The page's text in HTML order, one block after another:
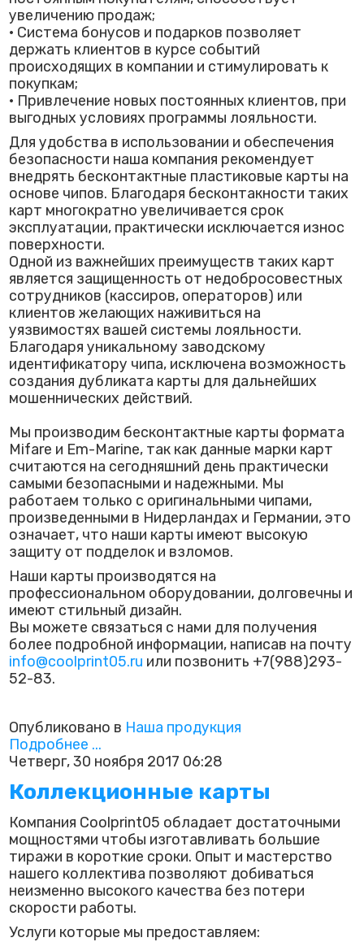
увеличению продаж;
• Система бонусов и подарков позволяет
держать клиентов в курсе событий
происходящих в компании и стимулировать к
покупкам;
• Привлечение новых постоянных клиентов, при
выгодных условиях программы лояльности.
Для удобства в использовании и обеспечения
безопасности наша компания рекомендует
внедрять бесконтактные пластиковые карты на
основе чипов. Благодаря бесконтакности таких
карт многократно увеличивается срок
эксплуатации, практически исключается износ
поверхности.
Одной из важнейших преимуществ таких карт
является защищенность от недобросовестных
сотрудников (кассиров, операторов) или
клиентов желающих наживиться на
уязвимостях вашей системы лояльности.
Благодаря уникальному заводскому
идентификатору чипа, исключена возможность
создания дубликата карты для дальнейших
мошеннических действий.
Мы производим бесконтактные карты формата
Mifare и Em-Marine, так как данные марки карт
считаются на сегодняшний день практически
самыми безопасными и надежными. Мы
работаем только с оригинальными чипами,
произведенными в Нидерландах и Германии, это
означает, что наши карты имеют высокую
защиту от подделок и взломов.
Наши карты производятся на
профессиональном оборудовании, долговечны и
имеют стильный дизайн.
Вы можете связаться с нами для получения
более подробной информации, написав на почту
info@coolprint05.ru или позвонить +7(988)293-
52-83.
Опубликовано в Наша продукция
Подробнее ...
Четверг, 30 ноября 2017 06:28
Коллекционные карты
Компания Coolprint05 обладает достаточными
мощностями чтобы изготавливать большие
тиражи в короткие сроки. Опыт и мастерство
нашего коллектива позволяют добиваться
неизменно высокого качества без потери
скорости работы.
Услуги которые мы предоставляем: